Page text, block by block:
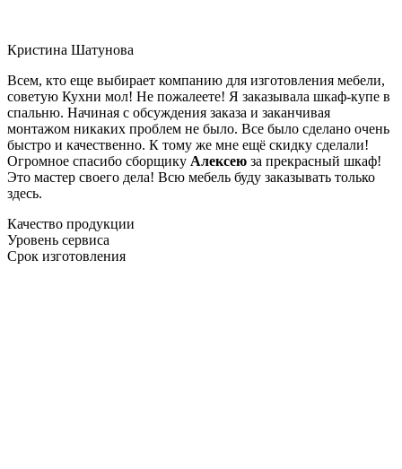
Кристина Шатунова
Всем, кто еще выбирает компанию для изготовления мебели,
советую Кухни мол! Не пожалеете! Я заказывала шкаф-купе в
спальню. Начиная с обсуждения заказа и заканчивая
монтажом никаких проблем не было. Все было сделано очень
быстро и качественно. К тому же мне ещё скидку сделали!
Огромное спасибо сборщику Алексею за прекрасный шкаф!
Это мастер своего дела! Всю мебель буду заказывать только
здесь.
Качество продукции
Уровень сервиса
Срок изготовления